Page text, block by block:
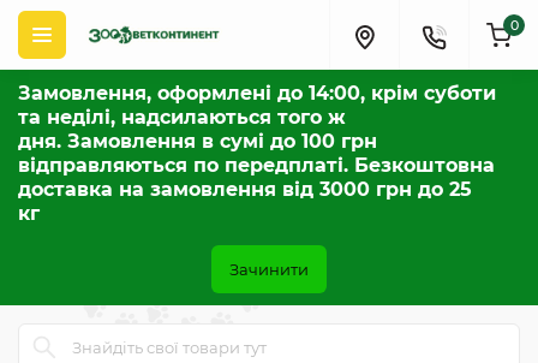
Замовлення, оформлені до 14:00, крім суботи
та неділі, надсилаються того ж
дня. Замовлення в сумі до 100 грн
відправляються по передплаті. Безкоштовна
доставка на замовлення від 3000 грн до 25
кг
Зачинити
0